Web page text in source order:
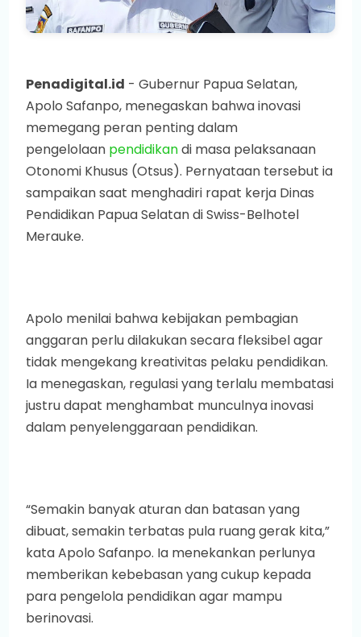
Penadigital.id - Gubernur Papua Selatan,
Apolo Safanpo, menegaskan bahwa inovasi
memegang peran penting dalam
pengelolaan pendidikandi masa pelaksanaan
Otonomi Khusus (Otsus). Pernyataan tersebut ia
sampaikan saat menghadiri rapat kerja Dinas
Pendidikan Papua Selatan di Swiss-Belhotel
Merauke.
Apolo menilai bahwa kebijakan pembagian
anggaran perlu dilakukan secara fleksibel agar
tidak mengekang kreativitas pelaku pendidikan.
Ia menegaskan, regulasi yang terlalu membatasi
justru dapat menghambat munculnya inovasi
dalam penyelenggaraan pendidikan.
“Semakin banyak aturan dan batasan yang
dibuat, semakin terbatas pula ruang gerak kita,”
kata Apolo Safanpo. Ia menekankan perlunya
memberikan kebebasan yang cukup kepada
para pengelola pendidikan agar mampu
berinovasi.